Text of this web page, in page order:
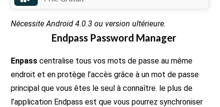
Nécessite Android 4.0.3 ou version ultérieure.
Endpass Password Manager
Enpass centralise tous vos mots de passe au même
endroit et en protège l’accès grâce à un mot de passe
principal que vous êtes le seul à connaître. le plus de
l’application Endpass est que vous pourrez synchroniser